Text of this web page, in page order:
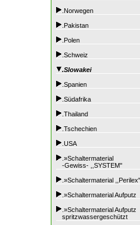
.Norwegen
.Pakistan
.Polen
.Schweiz
.Slowakei
.Spanien
.Südafrika
.Thailand
.Tschechien
.USA
.»Schaltermaterial
-Gewiss- ,,SYSTEM"
.»Schaltermaterial ,,Perilex"
.»Schaltermaterial Aufputz
.»Schaltermaterial Aufputz
spritzwassergeschützt